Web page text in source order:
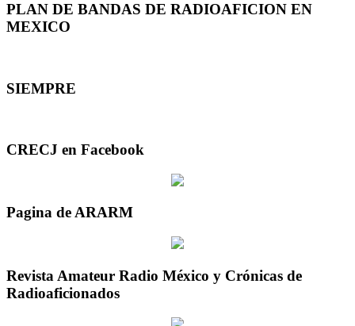
PLAN DE BANDAS DE RADIOAFICION EN
MEXICO
SIEMPRE
CRECJ en Facebook
Pagina de ARARM
Revista Amateur Radio México y Crónicas de
Radioaficionados